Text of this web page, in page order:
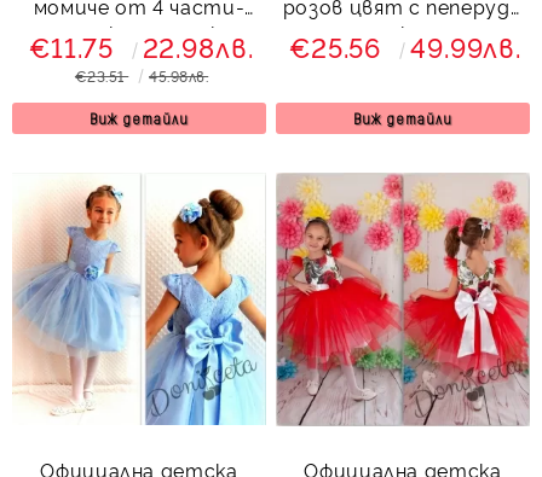
момиче от 4 части-
пола, сако, тениска и
диадема за коса в
пепел от рози Роус
€11.75 22.98лв.
€23.51 45.98лв.
Виж детайли
розов цвят с пеперуди
тип клош
€25.56 49.99лв.
Виж детайли
Официална детска
Официална детска